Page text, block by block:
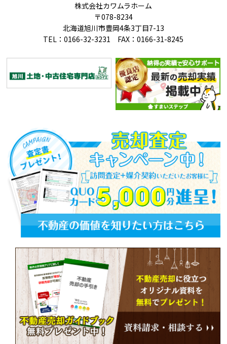
株式会社カワムラホーム
〒078-8234
北海道旭川市豊岡4条3丁目7-13
TEL：0166-32-3231 FAX：0166-31-8245